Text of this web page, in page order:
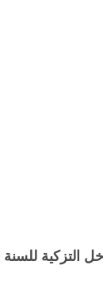
للسنة